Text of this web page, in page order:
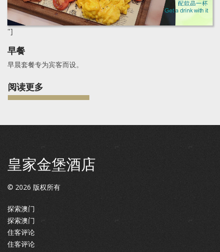
"]
早餐
早晨套餐专为宾客而设。
阅读更多
皇家金堡酒店
© 2026 版权所有
探索澳门
探索澳门
住客评论
住客评论